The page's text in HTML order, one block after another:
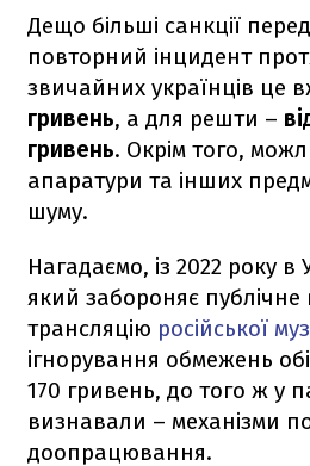
Дещо більші санкції
повторний інцидент
звичайних українців це
гривень, а для решти –
гривень. Окрім того,
апаратури та інших
шуму.
Нагадаємо, із 2022 року в
який забороняє
трансляцію російської
ігнорування обмежень
170 гривень, до того ж у
визнавали – механізми
доопрацювання.